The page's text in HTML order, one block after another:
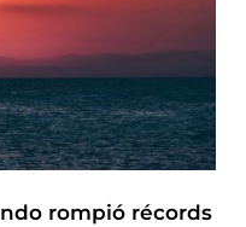
rompió récords